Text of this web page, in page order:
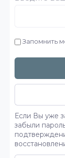
Запомнить
Если Вы уже
забыли